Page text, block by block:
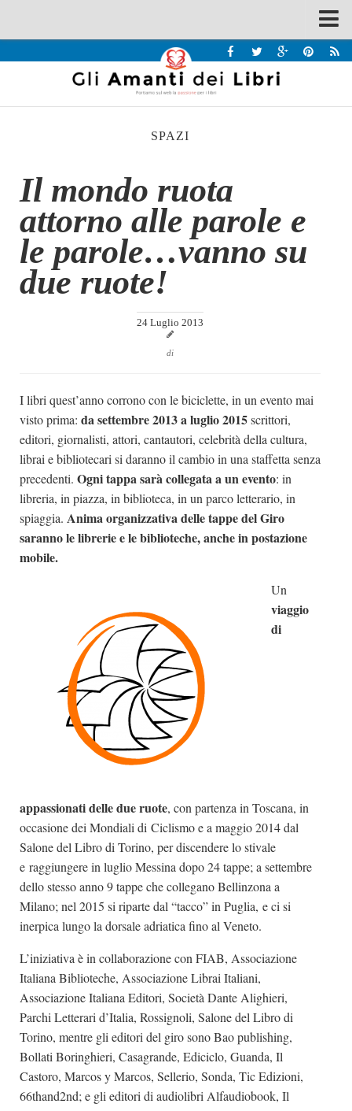
Recensioni
Interviste & Incontri
Chi siamo
Contatti
Eventi
Home
Rassegna Stampa
Archivio
Autori
Generi
Case editrici
Partnership
Giallo Stresa
Tabù Festival 2014
A Tutto Volume
Salone di Torino
Marketing
SPAZI
Il mondo ruota
attorno alle parole e
le parole…vanno su
due ruote!
24 Luglio 2013
di
I libri quest’anno corrono con le biciclette, in un evento mai
visto prima: da settembre 2013 a luglio 2015scrittori,
editori, giornalisti, attori, cantautori, celebrità della cultura,
librai e bibliotecari si daranno il cambio in una staffetta senza
precedenti. Ogni tappa sarà collegata a un evento: in
libreria, in piazza, in biblioteca, in un parco letterario, in
spiaggia. Anima organizzativa delle tappe del Giro
saranno le librerie e le biblioteche, anche in postazione
mobile.
Un
viaggio
di
appassionati delle due ruote, con partenza in Toscana, in
occasione dei Mondiali di Ciclismo e a maggio 2014 dal
Salone del Libro di Torino, per discendere lo stivale
e raggiungere in luglio Messina dopo 24 tappe; a settembre
dello stesso anno 9 tappe che collegano Bellinzona a
Milano; nel 2015 si riparte dal “tacco” in Puglia, e ci si
inerpica lungo la dorsale adriatica fino al Veneto.
L’iniziativa è in collaborazione con FIAB, Associazione
Italiana Biblioteche, Associazione Librai Italiani,
Associazione Italiana Editori, Società Dante Alighieri,
Parchi Letterari d’Italia, Rossignoli, Salone del Libro di
Torino, mentre gli editori del giro sono Bao publishing,
Bollati Boringhieri, Casagrande, Ediciclo, Guanda, Il
Castoro, Marcos y Marcos, Sellerio, Sonda, Tic Edizioni,
66thand2nd; e gli editori di audiolibri Alfaudiobook, Il